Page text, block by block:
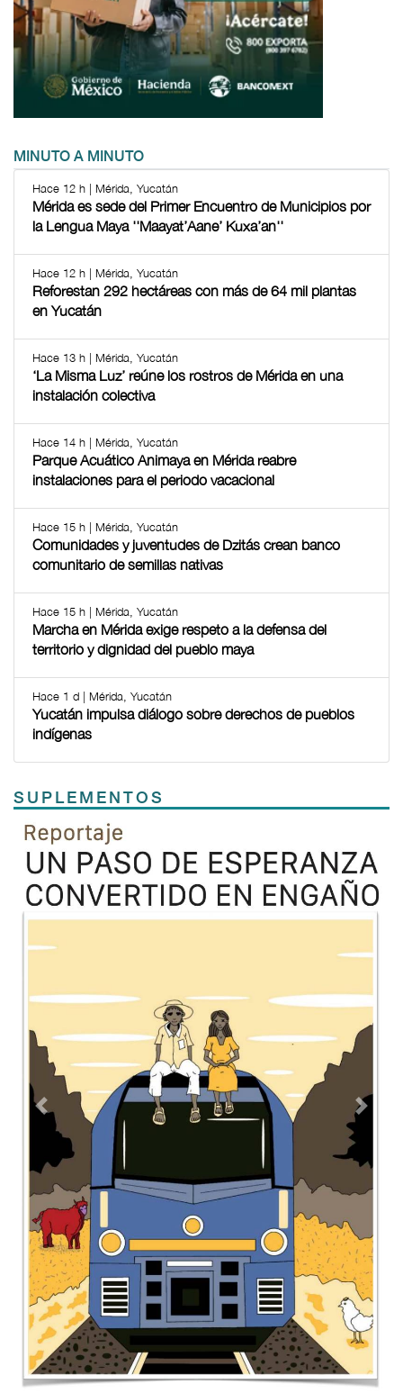
MINUTO A MINUTO
Hace 12 h | Mérida, Yucatán
Mérida es sede del Primer Encuentro de Municipios por
la Lengua Maya ''Maayat’Aane’ Kuxa’an''
Hace 12 h | Mérida, Yucatán
Reforestan 292 hectáreas con más de 64 mil plantas
en Yucatán
Hace 13 h | Mérida, Yucatán
‘La Misma Luz’ reúne los rostros de Mérida en una
instalación colectiva
Hace 14 h | Mérida, Yucatán
Parque Acuático Animaya en Mérida reabre
instalaciones para el periodo vacacional
Hace 15 h | Mérida, Yucatán
Comunidades y juventudes de Dzitás crean banco
comunitario de semillas nativas
Hace 15 h | Mérida, Yucatán
Marcha en Mérida exige respeto a la defensa del
territorio y dignidad del pueblo maya
Hace 1 d | Mérida, Yucatán
Yucatán impulsa diálogo sobre derechos de pueblos
indígenas
SUPLEMENTOS
Previous
TODOS LOS SUPLEMENTOS
Contacto Directorio Aviso de privacidad
Copyright ©2026 Todos los derechos reservados | La Jornada
Maya